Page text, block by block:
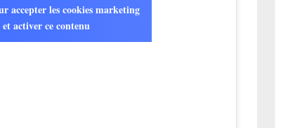
accepter les cookies marketing
et activer ce contenu